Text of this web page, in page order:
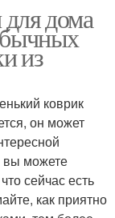
дома
из
коврик
он может
вы можете
сейчас есть
как приятно